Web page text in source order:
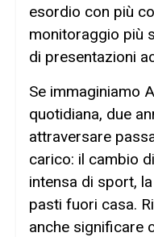
esordio con più
monitoraggio più
di presentazioni
Se immaginiamo
quotidiana, due
attraversare
carico: il cambio
intensa di sport,
pasti fuori casa.
anche significare